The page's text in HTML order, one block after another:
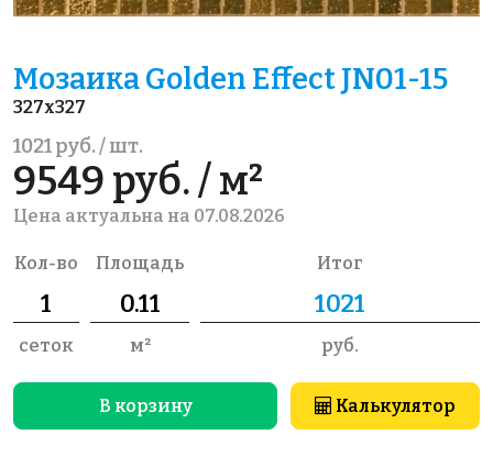
Мозаика Golden Effect JN01-15
327x327
1021 руб. / шт.
9549 руб. / м²
Цена актуальна на 07.08.2026
Кол-во
сеток
Площадь
м²
Итог
руб.
В корзину Калькулятор